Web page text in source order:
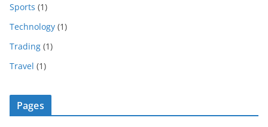
Sports (1)
Technology (1)
Trading (1)
Travel (1)
Pages